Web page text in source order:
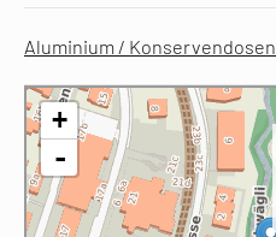
Aluminium / Konservendosen